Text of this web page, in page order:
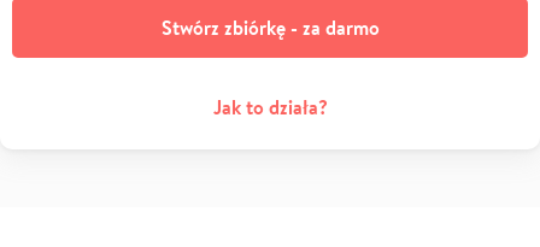
Stwórz zbiórkę - za darmo
Jak to działa?